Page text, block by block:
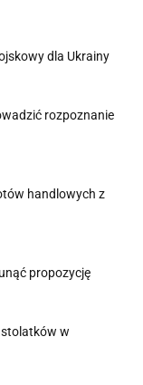
dla Ukrainy
rozpoznanie
handlowych z
propozycję
w